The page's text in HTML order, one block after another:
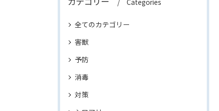
Categories
全てのカテゴリー
害獣
予防
消毒
対策